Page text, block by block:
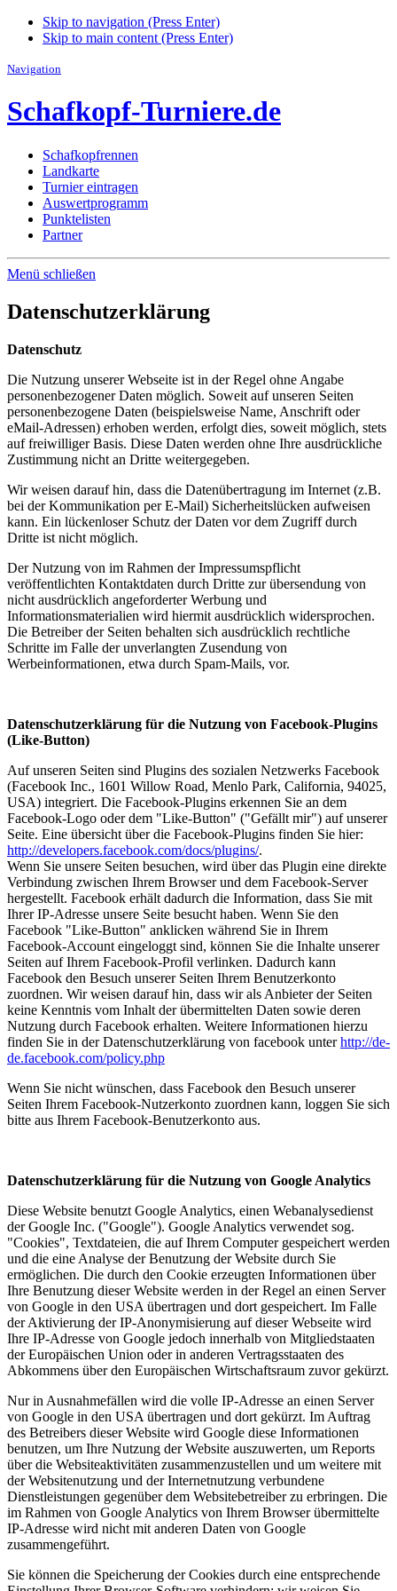
Skip to navigation (Press Enter)
Skip to main content (Press Enter)
Navigation
Schafkopf-Turniere.de
Schafkopfrennen
Landkarte
Turnier eintragen
Auswertprogramm
Punktelisten
Partner
Menü schließen
Datenschutzerklärung
Datenschutz
Die Nutzung unserer Webseite ist in der Regel ohne Angabe
personenbezogener Daten möglich. Soweit auf unseren Seiten
personenbezogene Daten (beispielsweise Name, Anschrift oder
eMail-Adressen) erhoben werden, erfolgt dies, soweit möglich, stets
auf freiwilliger Basis. Diese Daten werden ohne Ihre ausdrückliche
Zustimmung nicht an Dritte weitergegeben.
Wir weisen darauf hin, dass die Datenübertragung im Internet (z.B.
bei der Kommunikation per E-Mail) Sicherheitslücken aufweisen
kann. Ein lückenloser Schutz der Daten vor dem Zugriff durch
Dritte ist nicht möglich.
Der Nutzung von im Rahmen der Impressumspflicht
veröffentlichten Kontaktdaten durch Dritte zur übersendung von
nicht ausdrücklich angeforderter Werbung und
Informationsmaterialien wird hiermit ausdrücklich widersprochen.
Die Betreiber der Seiten behalten sich ausdrücklich rechtliche
Schritte im Falle der unverlangten Zusendung von
Werbeinformationen, etwa durch Spam-Mails, vor.
Datenschutzerklärung für die Nutzung von Facebook-Plugins
(Like-Button)
Auf unseren Seiten sind Plugins des sozialen Netzwerks Facebook
(Facebook Inc., 1601 Willow Road, Menlo Park, California, 94025,
USA) integriert. Die Facebook-Plugins erkennen Sie an dem
Facebook-Logo oder dem "Like-Button" ("Gefällt mir") auf unserer
Seite. Eine übersicht über die Facebook-Plugins finden Sie hier:
http://developers.facebook.com/docs/plugins/.
Wenn Sie unsere Seiten besuchen, wird über das Plugin eine direkte
Verbindung zwischen Ihrem Browser und dem Facebook-Server
hergestellt. Facebook erhält dadurch die Information, dass Sie mit
Ihrer IP-Adresse unsere Seite besucht haben. Wenn Sie den
Facebook "Like-Button" anklicken während Sie in Ihrem
Facebook-Account eingeloggt sind, können Sie die Inhalte unserer
Seiten auf Ihrem Facebook-Profil verlinken. Dadurch kann
Facebook den Besuch unserer Seiten Ihrem Benutzerkonto
zuordnen. Wir weisen darauf hin, dass wir als Anbieter der Seiten
keine Kenntnis vom Inhalt der übermittelten Daten sowie deren
Nutzung durch Facebook erhalten. Weitere Informationen hierzu
finden Sie in der Datenschutzerklärung von facebook unterhttp://de-
de.facebook.com/policy.php
Wenn Sie nicht wünschen, dass Facebook den Besuch unserer
Seiten Ihrem Facebook-Nutzerkonto zuordnen kann, loggen Sie sich
bitte aus Ihrem Facebook-Benutzerkonto aus.
Datenschutzerklärung für die Nutzung von Google Analytics
Diese Website benutzt Google Analytics, einen Webanalysedienst
der Google Inc. ("Google"). Google Analytics verwendet sog.
"Cookies", Textdateien, die auf Ihrem Computer gespeichert werden
und die eine Analyse der Benutzung der Website durch Sie
ermöglichen. Die durch den Cookie erzeugten Informationen über
Ihre Benutzung dieser Website werden in der Regel an einen Server
von Google in den USA übertragen und dort gespeichert. Im Falle
der Aktivierung der IP-Anonymisierung auf dieser Webseite wird
Ihre IP-Adresse von Google jedoch innerhalb von Mitgliedstaaten
der Europäischen Union oder in anderen Vertragsstaaten des
Abkommens über den Europäischen Wirtschaftsraum zuvor gekürzt.
Nur in Ausnahmefällen wird die volle IP-Adresse an einen Server
von Google in den USA übertragen und dort gekürzt. Im Auftrag
des Betreibers dieser Website wird Google diese Informationen
benutzen, um Ihre Nutzung der Website auszuwerten, um Reports
über die Websiteaktivitäten zusammenzustellen und um weitere mit
der Websitenutzung und der Internetnutzung verbundene
Dienstleistungen gegenüber dem Websitebetreiber zu erbringen. Die
im Rahmen von Google Analytics von Ihrem Browser übermittelte
IP-Adresse wird nicht mit anderen Daten von Google
zusammengeführt.
Sie können die Speicherung der Cookies durch eine entsprechende